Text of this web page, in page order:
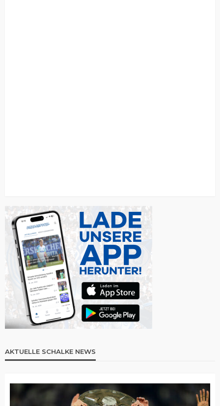
AKTUELLE SCHALKE NEWS